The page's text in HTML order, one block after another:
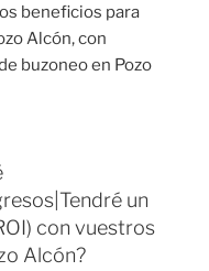
beneficios para
Alcón, con
buzoneo en Pozo
un
con vuestros
Alcón?